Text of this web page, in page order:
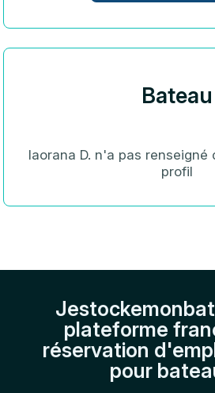
Bateau
Iaorana D. n'a pas renseigné
profil
plateforme
réservation
pour